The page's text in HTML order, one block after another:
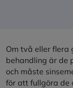
Om två eller flera
behandling är de
och måste
för att fullgöra de